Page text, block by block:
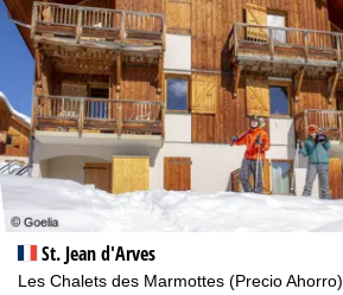
St. Jean d'Arves
Les Chalets des Marmottes (Precio Ahorro)